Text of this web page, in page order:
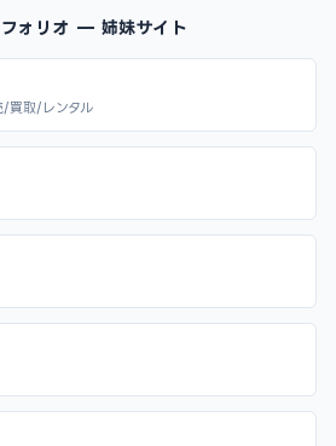
ォリオ — 姉妹サイト
/買取/レンタル